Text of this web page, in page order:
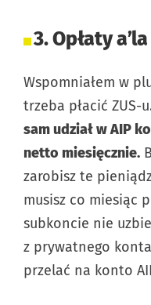
3. Opłaty
Wspomniałem w
trzeba płacić ZUS-
sam udział w AIP
netto miesięcznie.
zarobisz te
musisz co miesiąc
subkoncie nie
z prywatnego
przelać na konto